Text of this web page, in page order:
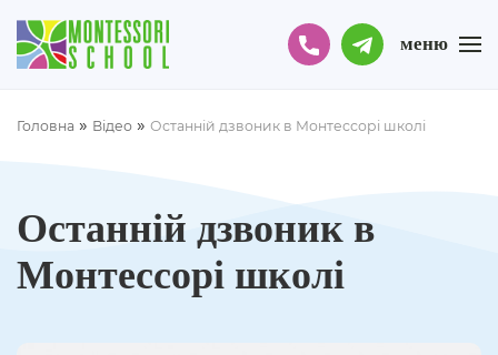
меню
Головна » Відео » Останній дзвоник в Монтессорі школі
Останній дзвоник в
Монтессорі школі